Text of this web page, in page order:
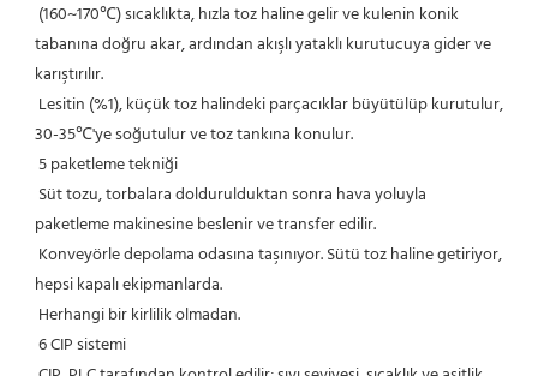
tabanına doğru akar, ardından akışlı yataklı kurutucuya gider ve
karıştırılır.
30-35℃'ye soğutulur ve toz tankına konulur.
5 paketleme tekniği
paketleme makinesine beslenir ve transfer edilir.
hepsi kapalı ekipmanlarda.
Herhangi bir kirlilik olmadan.
6 CIP sistemi